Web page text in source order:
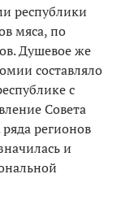
республики
мяса, по
Душевое же
составляло
с
Совета
регионов
и